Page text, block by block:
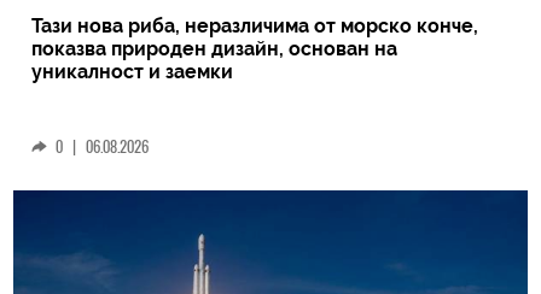
Тази нова риба, неразличима от морско конче,
показва природен дизайн, основан на
уникалност и заемки
0 | 06.08.2026